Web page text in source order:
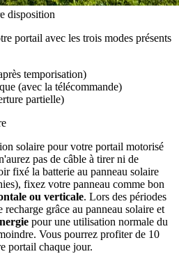
disposition
portail avec les trois modes présents
temporisation)
(avec la télécommande)
partielle)
solaire pour votre portail motorisé
pas de câble à tirer ni de
fixé la batterie au panneau solaire
fixez votre panneau comme bon
ou verticale. Lors des périodes
grâce au panneau solaire et
pour une utilisation normale du
Vous pourrez profiter de 10
portail chaque jour.